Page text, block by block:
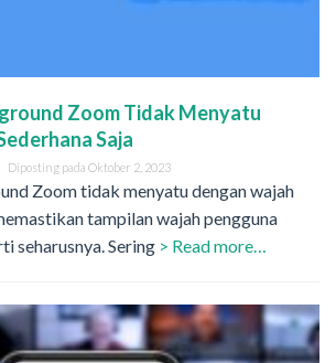
Zoom Tidak Menyatu
Saja
Diposting pada Oktober 2, 2023
Zoom tidak menyatu dengan wajah
tampilan wajah pengguna
seharusnya. Sering > Read more…